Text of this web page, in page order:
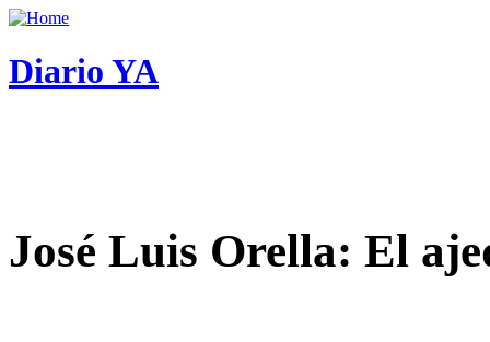
Diario YA
José Luis Orella: El